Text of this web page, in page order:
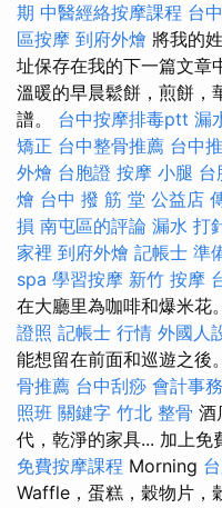
期 中醫經絡按摩課程 台
區按摩 到府外燴 將我的
址保存在我的下一篇文章
溫暖的早晨鬆餅，煎餅，
譜。 台中按摩排毒ptt 漏
矯正 台中整骨推薦 台中
外燴 台胞證 按摩 小腿 台
燴 台中 撥 筋 堂 公益店
損 南屯區的評論 漏水 打
家裡 到府外燴 記帳士 準
spa 學習按摩 新竹 按摩
在大廳里為咖啡和爆米花
證照 記帳士 行情 外國人
能想留在前面和巡遊之後
骨推薦 台中刮痧 會計事
照班 關鍵字 竹北 整骨 酒
代，乾淨的家具... 加上免
免費按摩課程 Morning
Waffle，蛋糕，穀物片，